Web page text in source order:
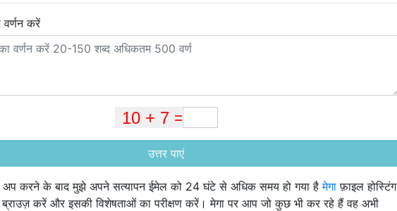
करें
उत्तर पाएं
अप करने के बाद मुझे अपने सत्यापन ईमेल को 24 घंटे से अधिक समय हो गया हैमेगा फ़ाइल होस्टिंग
करें और इसकी विशेषताओं का परीक्षण करें। मेगा पर आप जो कुछ भी कर रहे हैं वह अभी